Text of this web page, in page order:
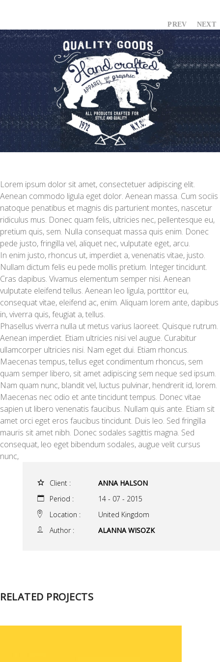
PREV NEXT
Lorem ipsum dolor sit amet, consectetuer adipiscing elit.
Aenean commodo ligula eget dolor. Aenean massa. Cum sociis
natoque penatibus et magnis dis parturient montes, nascetur
ridiculus mus. Donec quam felis, ultricies nec, pellentesque eu,
pretium quis, sem. Nulla consequat massa quis enim. Donec
pede justo, fringilla vel, aliquet nec, vulputate eget, arcu.
In enim justo, rhoncus ut, imperdiet a, venenatis vitae, justo.
Nullam dictum felis eu pede mollis pretium. Integer tincidunt.
Cras dapibus. Vivamus elementum semper nisi. Aenean
vulputate eleifend tellus. Aenean leo ligula, porttitor eu,
consequat vitae, eleifend ac, enim. Aliquam lorem ante, dapibus
in, viverra quis, feugiat a, tellus.
Phasellus viverra nulla ut metus varius laoreet. Quisque rutrum.
Aenean imperdiet. Etiam ultricies nisi vel augue. Curabitur
ullamcorper ultricies nisi. Nam eget dui. Etiam rhoncus.
Maecenas tempus, tellus eget condimentum rhoncus, sem
quam semper libero, sit amet adipiscing sem neque sed ipsum.
Nam quam nunc, blandit vel, luctus pulvinar, hendrerit id, lorem.
Maecenas nec odio et ante tincidunt tempus. Donec vitae
sapien ut libero venenatis faucibus. Nullam quis ante. Etiam sit
amet orci eget eros faucibus tincidunt. Duis leo. Sed fringilla
mauris sit amet nibh. Donec sodales sagittis magna. Sed
consequat, leo eget bibendum sodales, augue velit cursus
nunc,
Client :
ANNA HALSON
Period :
14 - 07 - 2015
Location :
United Kingdom
Author :
ALANNA WISOZK
RELATED PROJECTS